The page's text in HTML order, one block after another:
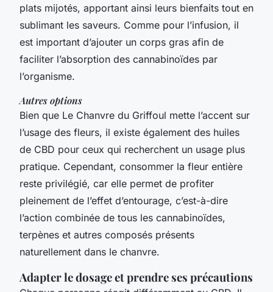
plats mijotés, apportant ainsi leurs bienfaits tout en
sublimant les saveurs. Comme pour l’infusion, il
est important d’ajouter un corps gras afin de
faciliter l’absorption des cannabinoïdes par
l’organisme.
Autres options
Bien que Le Chanvre du Griffoul mette l’accent sur
l’usage des fleurs, il existe également des huiles
de CBD pour ceux qui recherchent un usage plus
pratique. Cependant, consommer la fleur entière
reste privilégié, car elle permet de profiter
pleinement de l’effet d’entourage, c’est-à-dire
l’action combinée de tous les cannabinoïdes,
terpènes et autres composés présents
naturellement dans le chanvre.
Adapter le dosage et prendre ses précautions